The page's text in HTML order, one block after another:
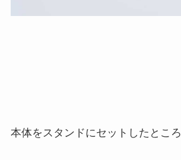
本体をスタンドにセットしたところ